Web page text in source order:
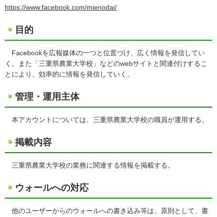
https://www.facebook.com/mienodai/
目的
Facebookを広報媒体の一つと位置づけ、広く情報を発信してい
く。また「三重県農業大学校」などのwebサイトと関連付けするこ
とにより、効率的に情報を発信していく。
管理・運用主体
本アカウントについては、三重県農業大学校の職員が運用する。
掲載内容
三重県農業大学校の業務に関連する情報を掲載する。
ウォールへの対応
他のユーザーからのウォールへの書き込み等は、原則として、書